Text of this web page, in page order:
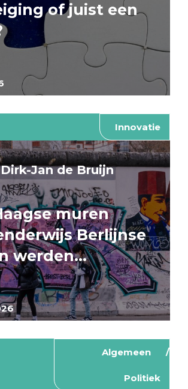
of juist een
Innovatie
Dirk-Jan de Bruijn
muren
Berlijnse
werden…
Algemeen
Politiek